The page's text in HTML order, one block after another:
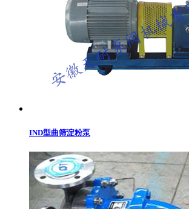
IND型曲筛淀粉泵